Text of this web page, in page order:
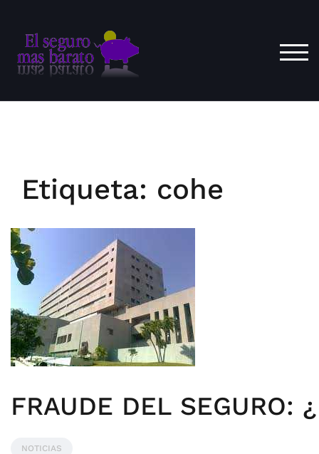
contenido
Etiqueta: cohe
FRAUDE DEL SEGURO:
NOTICIAS